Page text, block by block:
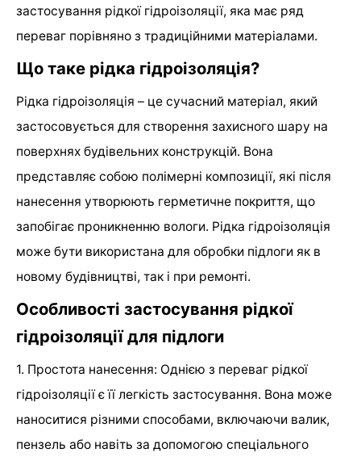
застосування рідкої гідроізоляції, яка має ряд
переваг порівняно з традиційними матеріалами.
Що таке рідка гідроізоляція?
Рідка гідроізоляція – це сучасний матеріал, який
застосовується для створення захисного шару на
поверхнях будівельних конструкцій. Вона
представляє собою полімерні композиції, які після
нанесення утворюють герметичне покриття, що
запобігає проникненню вологи. Рідка гідроізоляція
може бути використана для обробки підлоги як в
новому будівництві, так і при ремонті.
Особливості застосування рідкої
гідроізоляції для підлоги
1. Простота нанесення: Однією з переваг рідкої
гідроізоляції є її легкість застосування. Вона може
наноситися різними способами, включаючи валик,
пензель або навіть за допомогою спеціального